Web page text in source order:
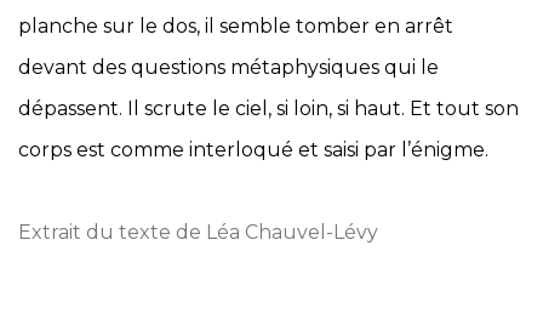
planche sur le dos, il semble tomber en arrêt
devant des questions métaphysiques qui le
dépassent. Il scrute le ciel, si loin, si haut. Et tout son
corps est comme interloqué et saisi par l’énigme.
Extrait du texte de Léa Chauvel-Lévy